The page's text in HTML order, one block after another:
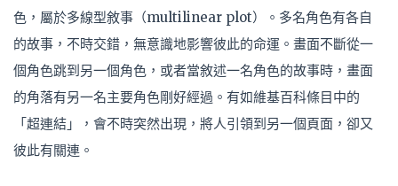
色，屬於多線型敘事（multilinear plot）。多名角色有各自
的故事，不時交錯，無意識地影響彼此的命運。畫面不斷從一
個角色跳到另一個角色，或者當敘述一名角色的故事時，畫面
的角落有另一名主要角色剛好經過。有如維基百科條目中的
「超連結」，會不時突然出現，將人引領到另一個頁面，卻又
彼此有關連。